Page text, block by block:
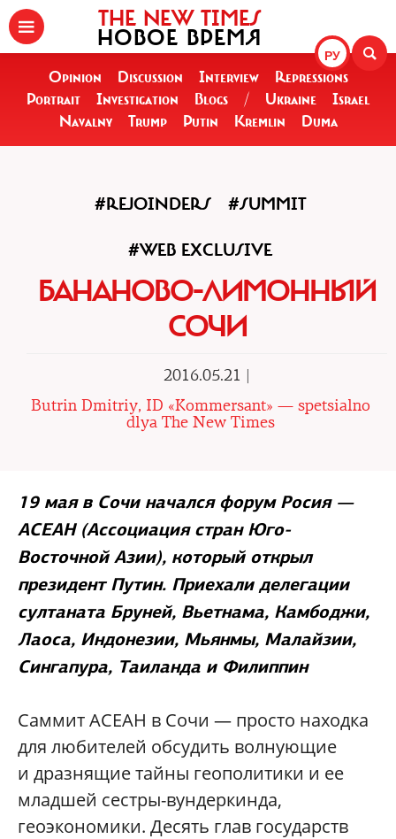
РУ
THE NEW TIMES
НОВОЕ ВРЕМЯ
Opinion Discussion Interview
Repressions
Portrait
Investigation Blogs / Ukraine
Israel
Navalny
Trump Putin Kremlin Duma
#REJOINDERS #SUMMIT
#WEB EXCLUSIVE
БАНАНОВО-ЛИМОННЫЙ
СОЧИ
2016.05.21 |
Butrin Dmitriy, ID «Kommersant» — spetsialno
dlya The New Times
19 мая в Сочи начался форум Росия —
АСЕАН (Ассоциация стран Юго-
Восточной Азии), который открыл
президент Путин. Приехали делегации
султаната Бруней, Вьетнама, Камбоджи,
Лаоса, Индонезии, Мьянмы, Малайзии,
Сингапура, Таиланда и Филиппин
Саммит АСЕАН в Сочи — просто находка
для любителей обсудить волнующие
и дразнящие тайны геополитики и ее
младшей сестры-вундеркинда,
геоэкономики. Десять глав государств